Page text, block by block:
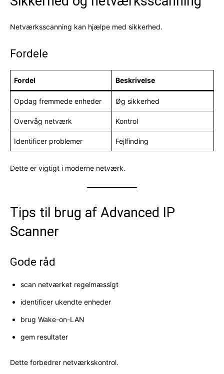
Netværksscanning kan hjælpe med sikkerhed.
Fordele
Fordel Beskrivelse
Opdag fremmede enheder Øg sikkerhed
Overvåg netværk Kontrol
Identificer problemer Fejlfinding
Dette er vigtigt i moderne netværk.
Tips til brug af Advanced IP
Scanner
Gode råd
scan netværket regelmæssigt
identificer ukendte enheder
brug Wake-on-LAN
gem resultater
Dette forbedrer netværkskontrol.